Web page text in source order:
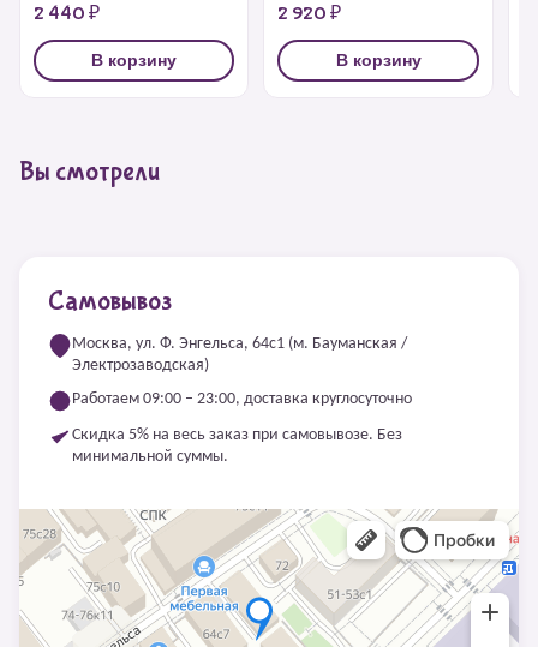
2 440 ₽
В корзину
2 920 ₽
В корзину
Вы смотрели
Самовывоз
Москва, ул. Ф. Энгельса, 64с1 (м. Бауманская /
Электрозаводская)
Работаем 09:00 – 23:00, доставка круглосуточно
Скидка 5% на весь заказ при самовывозе. Без
минимальной суммы.